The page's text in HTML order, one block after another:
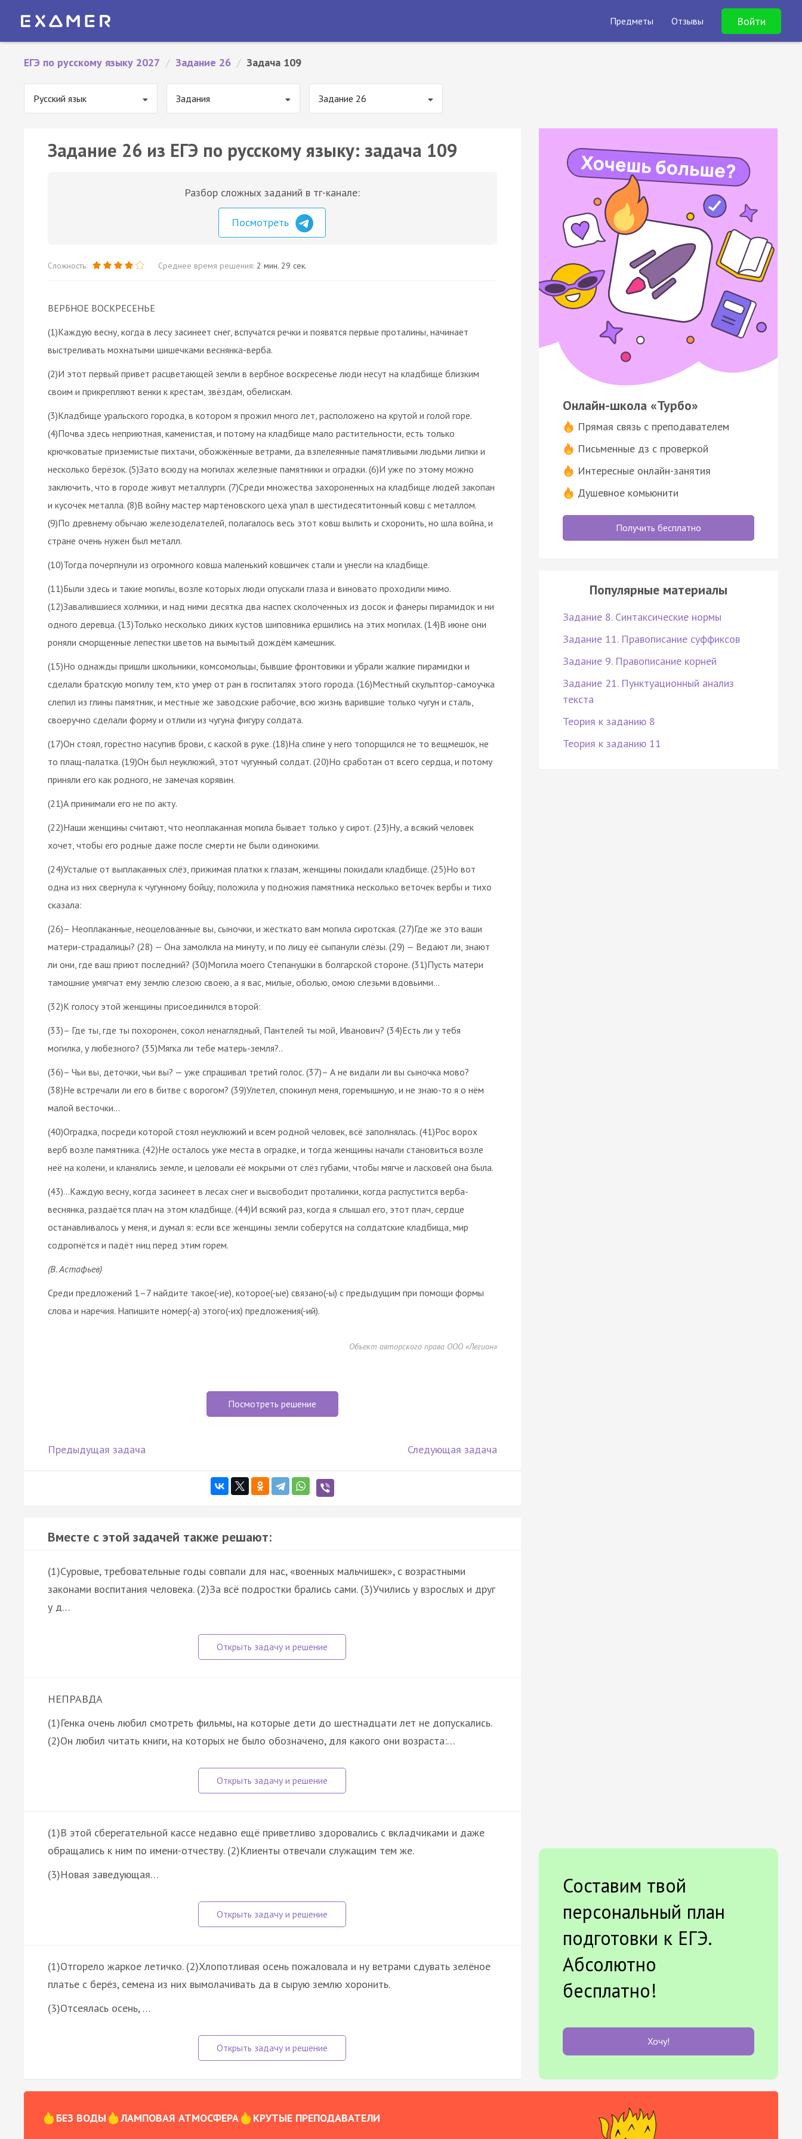
Предметы Отзывы Войти
ЕГЭ по русскому языку 2027 / Задание 26 / Задача 109
Русский язык Задания Задание 26
Задание 26 из ЕГЭ по русскому языку: задача 109
Разбор сложных заданий в тг-канале:
Посмотреть
Сложность: Среднее время решения: 2 мин. 29 сек.
ВЕРБНОЕ ВОСКРЕСЕНЬЕ
(1)Каждую весну, когда в лесу засинеет снег, вспучатся речки и появятся первые проталины, начинает
выстреливать мохнатыми шишечками веснянка-верба.
(2)И этот первый привет расцветающей земли в вербное воскресенье люди несут на кладбище близким
своим и прикрепляют венки к крестам, звёздам, обелискам.
(3)Кладбище уральского городка, в котором я прожил много лет, расположено на крутой и голой горе.
(4)Почва здесь неприютная, каменистая, и потому на кладбище мало растительности, есть только
крючковатые приземистые пихтачи, обожжённые ветрами, да взлелеянные памятливыми людьми липки и
несколько берёзок. (5)Зато всюду на могилах железные памятники и оградки. (6)И уже по этому можно
заключить, что в городе живут металлурги. (7)Среди множества захороненных на кладбище людей закопан
и кусочек металла. (8)В войну мастер мартеновского цеха упал в шестидесятитонный ковш с металлом.
(9)По древнему обычаю железоделателей, полагалось весь этот ковш вылить и схоронить, но шла война, и
стране очень нужен был металл.
(10)Тогда почерпнули из огромного ковша маленький ковшичек стали и унесли на кладбище.
(11)Были здесь и такие могилы, возле которых люди опускали глаза и виновато проходили мимо.
(12)Завалившиеся холмики, и над ними десятка два наспех сколоченных из досок и фанеры пирамидок и ни
одного деревца. (13)Только несколько диких кустов шиповника ершились на этих могилах. (14)В июне они
роняли сморщенные лепестки цветов на вымытый дождём камешник.
(15)Но однажды пришли школьники, комсомольцы, бывшие фронтовики и убрали жалкие пирамидки и
сделали братскую могилу тем, кто умер от ран в госпиталях этого города. (16)Местный скульптор-самоучка
слепил из глины памятник, и местные же заводские рабочие, всю жизнь варившие только чугун и сталь,
своеручно сделали форму и отлили из чугуна фигуру солдата.
(17)Он стоял, горестно насупив брови, с каской в руке. (18)На спине у него топорщился не то вещмешок, не
то плащ-палатка. (19)Он был неуклюжий, этот чугунный солдат. (20)Но сработан от всего сердца, и потому
приняли его как родного, не замечая корявин.
(21)А принимали его не по акту.
(22)Наши женщины считают, что неоплаканная могила бывает только у сирот. (23)Ну, а всякий человек
хочет, чтобы его родные даже после смерти не были одинокими.
(24)Усталые от выплаканных слёз, прижимая платки к глазам, женщины покидали кладбище. (25)Но вот
одна из них свернула к чугунному бойцу, положила у подножия памятника несколько веточек вербы и тихо
сказала:
(26)– Неоплаканные, неоцелованные вы, сыночки, и жесткато вам могила сиротская. (27)Где же это ваши
матери-страдалицы? (28) — Она замолкла на минуту, и по лицу её сыпанули слёзы. (29) — Ведают ли, знают
ли они, где ваш приют последний? (30)Могила моего Степанушки в болгарской стороне. (31)Пусть матери
тамошние умягчат ему землю слезою своею, а я вас, милые, оболью, омою слезьми вдовьими…
(32)К голосу этой женщины присоединился второй:
(33)– Где ты, где ты похоронен, сокол ненаглядный, Пантелей ты мой, Иванович? (34)Есть ли у тебя
могилка, у любезного? (35)Мягка ли тебе матерь-земля?..
(36)– Чьи вы, деточки, чьи вы? — уже спрашивал третий голос. (37)– А не видали ли вы сыночка мово?
(38)Не встречали ли его в битве с ворогом? (39)Улетел, спокинул меня, горемышную, и не знаю-то я о нём
малой весточки…
(40)Оградка, посреди которой стоял неуклюжий и всем родной человек, всё заполнялась. (41)Рос ворох
верб возле памятника. (42)Не осталось уже места в оградке, и тогда женщины начали становиться возле
неё на колени, и кланялись земле, и целовали её мокрыми от слёз губами, чтобы мягче и ласковей она была.
(43)…Каждую весну, когда засинеет в лесах снег и высвободит проталинки, когда распустится верба-
веснянка, раздаётся плач на этом кладбище. (44)И всякий раз, когда я слышал его, этот плач, сердце
останавливалось у меня, и думал я: если все женщины земли соберутся на солдатские кладбища, мир
содрогнётся и падёт ниц перед этим горем.
(В. Астафьев)
Среди предложений 1–7 найдите такое(-ие), которое(-ые) связано(-ы) с предыдущим при помощи формы
слова и наречия. Напишите номер(-а) этого(-их) предложения(-ий).
Объект авторского права ООО «Легион»
Посмотреть решение
Предыдущая задача Следующая задача
Вместе с этой задачей также решают:
(1)Суровые, требовательные годы совпали для нас, «военных мальчишек», с возрастными
законами воспитания человека. (2)За всё подростки брались сами. (3)Учились у взрослых и друг
у д…
НЕПРАВДА
(1)Генка очень любил смотреть фильмы, на которые дети до шестнадцати лет не допускались.
(2)Он любил читать книги, на которых не было обозначено, для какого они возраста:…
(1)В этой сберегательной кассе недавно ещё приветливо здоровались с вкладчиками и даже
обращались к ним по имени-отчеству. (2)Клиенты отвечали служащим тем же.
(3)Новая заведующая…
(1)Отгорело жаркое летичко. (2)Хлопотливая осень пожаловала и ну ветрами сдувать зелёное
платье с берёз, семена из них вымолачивать да в сырую землю хоронить.
(3)Отсеялась осень, …
Онлайн-школа «Турбо»
Прямая связь с преподавателем
Письменные дз с проверкой
Интересные онлайн-занятия
Душевное комьюнити
Получить бесплатно
Популярные материалы
Задание 8. Синтаксические нормы
Задание 11. Правописание суффиксов
Задание 9. Правописание корней
Задание 21. Пунктуационный анализ
текста
Теория к заданию 8
Теория к заданию 11
Составим твой
персональный план
подготовки к ЕГЭ.
Абсолютно
бесплатно!
Хочу!
БЕЗ ВОДЫ ЛАМПОВАЯ АТМОСФЕРА КРУТЫЕ ПРЕПОДАВАТЕЛИ